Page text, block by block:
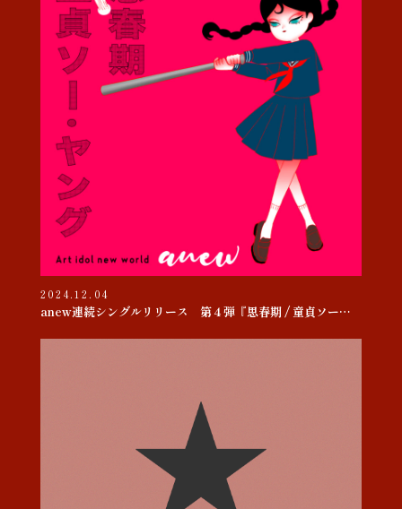
2024.12.04
anew連続シングルリリース 第４弾『思春期 / 童貞ソー・ヤング』